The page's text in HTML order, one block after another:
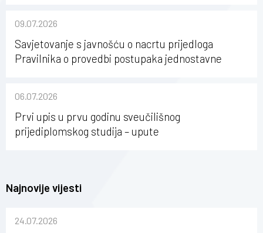
09.07.2026
Savjetovanje s javnošću o nacrtu prijedloga
Pravilnika o provedbi postupaka jednostavne
Osijeku
06.07.2026
Prvi upis u prvu godinu sveučilišnog
prijediplomskog studija – upute
Najnovije vijesti
24.07.2026